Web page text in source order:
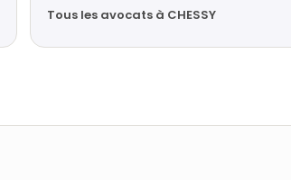
Tous les avocats à CHESSY